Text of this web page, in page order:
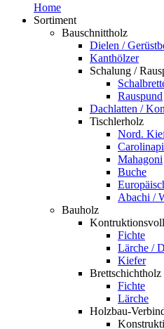
Home
Sortiment
Bauschnittholz
Dielen /
Kanthölzer
Schalung /
Rauspund
Dachlatten /
Tischlerholz
Nord.
Mahagoni
Buche
Abachi /
Bauholz
Fichte
Lärche /
Kiefer
Fichte
Lärche
Holzbau-